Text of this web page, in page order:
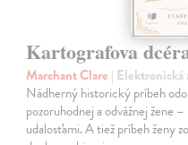
Kartografova
Marchant Clare | Elektronická
Nádherný historický príbeh
pozoruhodnej a odvážnej žene
udalosťami. A tiež príbeh ženy